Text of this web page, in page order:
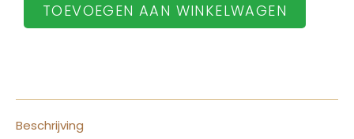
ketting
14
aantal
TOEVOEGEN AAN WINKELWAGEN
Beschrijving